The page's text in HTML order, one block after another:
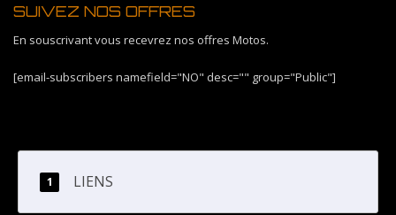
SUIVEZ NOS OFFRES
En souscrivant vous recevrez nos offres Motos.
[email-subscribers namefield="NO" desc="" group="Public"]
LIENS